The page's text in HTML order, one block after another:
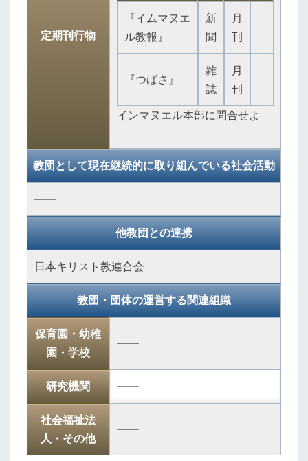
定期刊行物
『イムマヌエ
ル教報』
新
聞
月
刊
『つばさ』
雑
誌
月
刊
インマヌエル本部に問合せよ
教団として現在継続的に取り組んでいる社会活動
――
他教団との連携
日本キリスト教連合会
教団・団体の運営する関連組織
保育園・幼稚
園・学校
――
研究機関 ――
社会福祉法
人・その他
――